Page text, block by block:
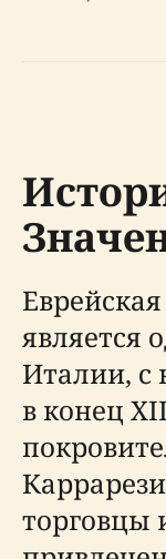
является
Италии,
в конец
торговцы